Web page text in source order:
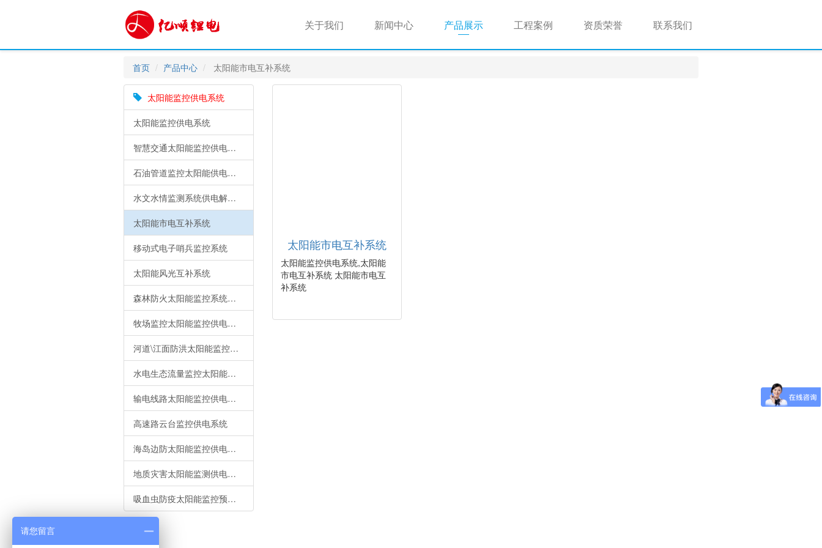
关于我们 新闻中心 产品展示 工程案例 资质荣誉 联系我们
首页 产品中心 太阳能市电互补系统
太阳能监控供电系统
太阳能监控供电系统
智慧交通太阳能监控供电锂电池解决方案
石油管道监控太阳能供电系统
水文水情监测系统供电解决方案
太阳能市电互补系统
移动式电子哨兵监控系统
太阳能风光互补系统
森林防火太阳能监控系统供电锂电池解决方案
牧场监控太阳能监控供电系统
河道\江面防洪太阳能监控供电锂电池解决方案
水电生态流量监控太阳能系统供电解决方案
输电线路太阳能监控供电锂电池解决方案
高速路云台监控供电系统
海岛边防太阳能监控供电锂电池解决方案
地质灾害太阳能监测供电锂电池解决方案
吸血虫防疫太阳能监控预警系统供电锂电池解决方案
太阳能市电互补系统
太阳能监控供电系统,太阳能
市电互补系统 太阳能市电互
补系统
请您留言